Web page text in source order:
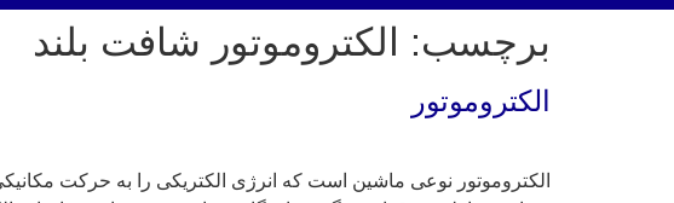
برچسب: الکتروموتور شافت بلند
الکتروموتور
الکتروموتور نوعی ماشین است که انرژی الکتریکی را به حرکت